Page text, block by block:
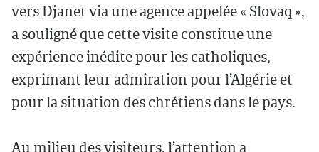
vers Djanet via une agence appelée « Slovaq »,
a souligné que cette visite constitue une
expérience inédite pour les catholiques,
exprimant leur admiration pour l’Algérie et
pour la situation des chrétiens dans le pays.
Au milieu des visiteurs, l’attention a